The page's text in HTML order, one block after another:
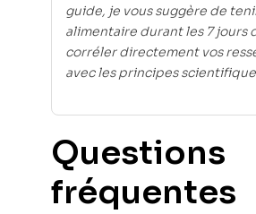
guide, je vous suggère de
alimentaire durant les 7 jours
corréler directement vos
avec les principes
Questions
fréquentes